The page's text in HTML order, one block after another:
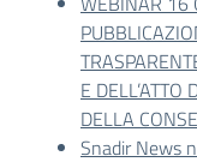
E
DELLA
Snadir News